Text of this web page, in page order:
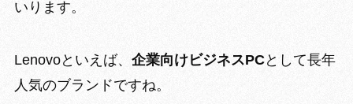
いります。
Lenovoといえば、 企業向けビジネスPCとして長年
人気のブランドですね。